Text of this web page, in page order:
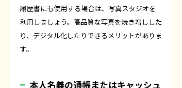
履歴書にも使用する場合は、写真スタジオを
利用しましょう。高品質な写真を焼き増しした
り、デジタル化したりできるメリットがありま
す。
本人名義の通帳またはキャッシュ